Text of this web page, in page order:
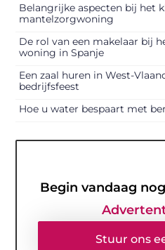
Belangrijke aspecten bij het
mantelzorgwoning
De rol van een makelaar bij
woning in Spanje
Een zaal huren in West-
bedrijfsfeest
Hoe u water bespaart met
Begin vandaag
Stuur ons